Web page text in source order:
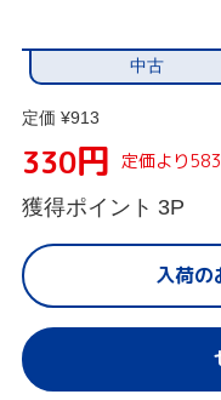
中古
定価 ¥913
330円 定価より
獲得ポイント 3P
入荷の